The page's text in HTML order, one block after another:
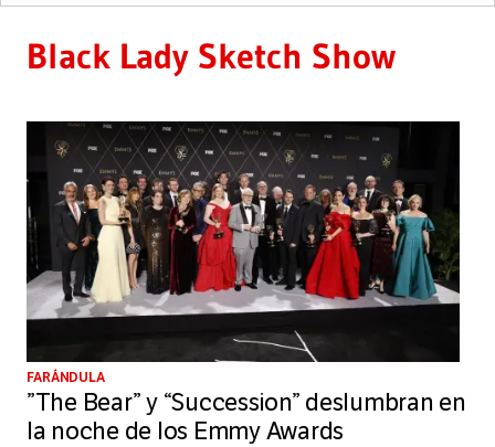
Black Lady Sketch Show
FARÁNDULA
”The Bear” y “Succession” deslumbran en
la noche de los Emmy Awards